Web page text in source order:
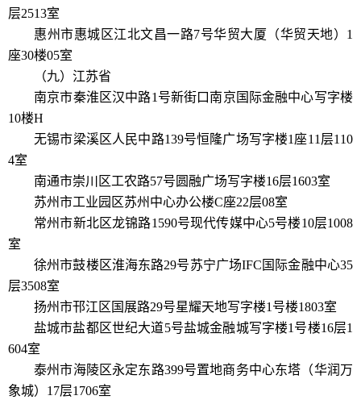
层2513室
惠州市惠城区江北文昌一路7号华贸大厦（华贸天地）1
座30楼05室
（九）江苏省
南京市秦淮区汉中路1号新街口南京国际金融中心写字楼
10楼H
无锡市梁溪区人民中路139号恒隆广场写字楼1座11层110
4室
南通市崇川区工农路57号圆融广场写字楼16层1603室
苏州市工业园区苏州中心办公楼C座22层08室
常州市新北区龙锦路1590号现代传媒中心5号楼10层1008
室
徐州市鼓楼区淮海东路29号苏宁广场IFC国际金融中心35
层3508室
扬州市邗江区国展路29号星耀天地写字楼1号楼1803室
盐城市盐都区世纪大道5号盐城金融城写字楼1号楼16层1
604室
泰州市海陵区永定东路399号置地商务中心东塔（华润万
象城）17层1706室